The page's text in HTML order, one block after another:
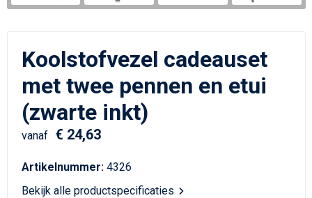
Schrijfwaren
Matrozentassen
Koffers en Trolleys
Tablettassen
Koolstofvezel cadeauset
met twee pennen en etui
(zwarte inkt)
vanaf € 24,63
Artikelnummer: 4326
Bekijk alle productspecificaties